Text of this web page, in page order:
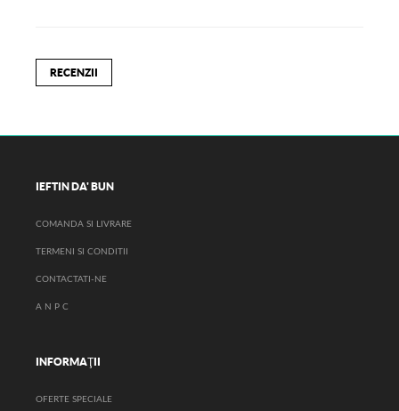
RECENZII
IEFTIN DA' BUN
COMANDA SI LIVRARE
TERMENI SI CONDITII
CONTACTATI-NE
A N P C
INFORMAŢII
OFERTE SPECIALE